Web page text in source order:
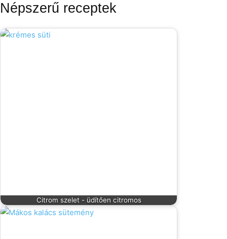
Népszerű receptek
Citrom szelet - üdítően citromos